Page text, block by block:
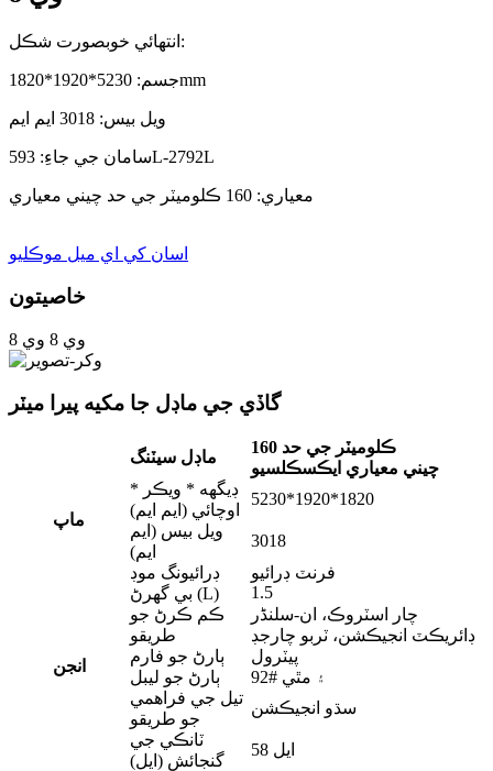
انتهائي خوبصورت شڪل:
جسم: 5230*1920*1820mm
ويل بيس: 3018 ايم ايم
سامان جي جاءِ: 593L-2792L
معياري: 160 ڪلوميٽر جي حد چيني معياري
اسان کي اي ميل موڪليو
خاصيتون
وي 8 وي 8
گاڏي جي ماڊل جا مکيه پيرا ميٽر
ماڊل سيٽنگ
160 ڪلوميٽر جي حد
چيني معياري ايڪسڪلسيو
ماپ
ڊيگهه * ويڪر *
اوچائي (ايم ايم)
5230*1920*1820
ويل بيس (ايم
ايم)
3018
انجن
ڊرائيونگ موڊ
فرنٽ ڊرائيو
بي گھرڻ (L)
1.5
ڪم ڪرڻ جو
طريقو
چار اسٽروڪ، ان-سلنڈر
ڊائريڪٽ انجيڪشن، ٽربو چارجڊ
ٻارڻ جو فارم
پيٽرول
ٻارڻ جو ليبل
92# ۽ مٿي
تيل جي فراهمي
جو طريقو
سڌو انجيڪشن
ٽانڪي جي
گنجائش (ايل)
58 ايل